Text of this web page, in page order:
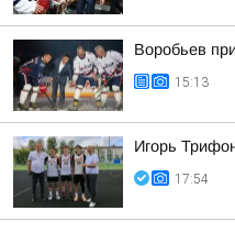
Воробьев
15:13
Игорь
17:54